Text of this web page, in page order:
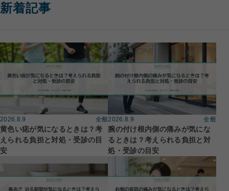
新着記事
2026.8.9 全般
黄色い痣が気になるときは？考
えられる負担と対処・受診の目
安
2026.8.9 全般
腕の付け根内側の痛みが気にな
るときは？考えられる負担と対
処・受診の目安